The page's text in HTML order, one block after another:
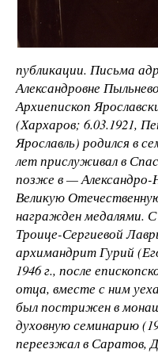
публикации. Письма
Александровне
Архиепископ
(Хархаров; 6.03.1921,
Ярославль) родился в
лет прислуживал в
позже в —
Великую
награжден медалями.
Троице-Сергиевой
архимандрит Гурий
1946 г., после
отца, вместе с ним
был пострижен в
духовную семинарию
переезжал в Саратов,